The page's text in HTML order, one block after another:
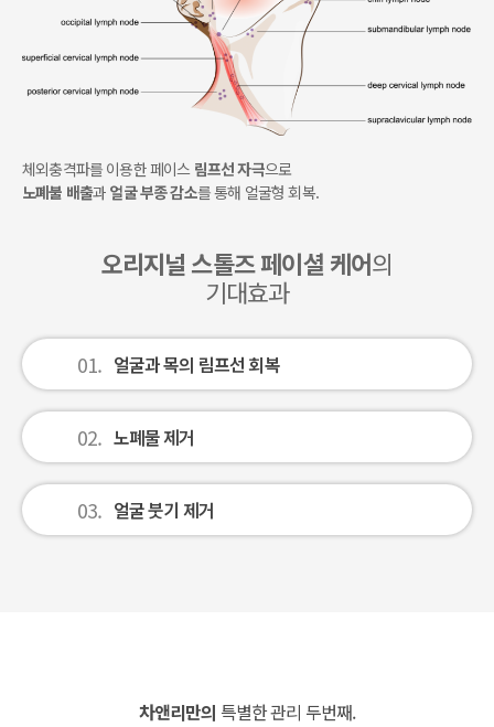
체외충격파를 이용한 페이스 림프선 자극으로
노폐불 배출과 얼굴 부종 감소를 통해 얼굴형 회복.
오리지널 스톨즈 페이셜 케어의
기대효과
01. 얼굴과 목의 림프선 회복
02. 노폐물 제거
03. 얼굴 붓기 제거
차앤리만의 특별한 관리 두번째.